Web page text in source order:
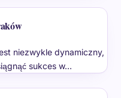
niezwykle dynamiczny,
sukces w…